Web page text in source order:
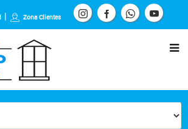
Zona Clientes